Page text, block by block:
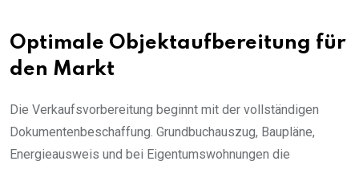
Optimale Objektaufbereitung für
den Markt
Die Verkaufsvorbereitung beginnt mit der vollständigen
Dokumentenbeschaffung. Grundbuchauszug, Baupläne,
Energieausweis und bei Eigentumswohnungen die